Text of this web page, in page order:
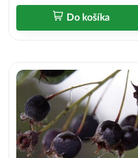
Do košíka